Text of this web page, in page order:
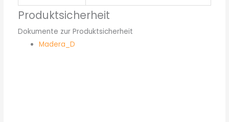
Produktsicherheit
Dokumente zur Produktsicherheit
Madera_D